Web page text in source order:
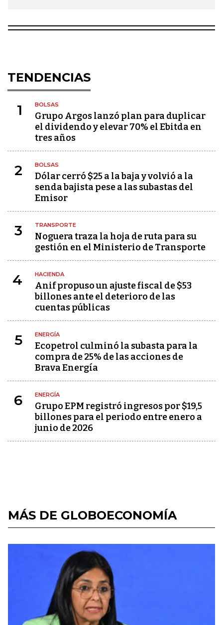
TENDENCIAS
1 BOLSAS
Grupo Argos lanzó plan para duplicar
el dividendo y elevar 70% el Ebitda en
tres años
2 BOLSAS
Dólar cerró $25 a la baja y volvió a la
senda bajista pese a las subastas del
Emisor
3 TRANSPORTE
Noguera traza la hoja de ruta para su
gestión en el Ministerio de Transporte
4 HACIENDA
Anif propuso un ajuste fiscal de $53
billones ante el deterioro de las
cuentas públicas
5 ENERGÍA
Ecopetrol culminó la subasta para la
compra de 25% de las acciones de
Brava Energía
6 ENERGÍA
Grupo EPM registró ingresos por $19,5
billones para el periodo entre enero a
junio de 2026
MÁS DE GLOBOECONOMÍA